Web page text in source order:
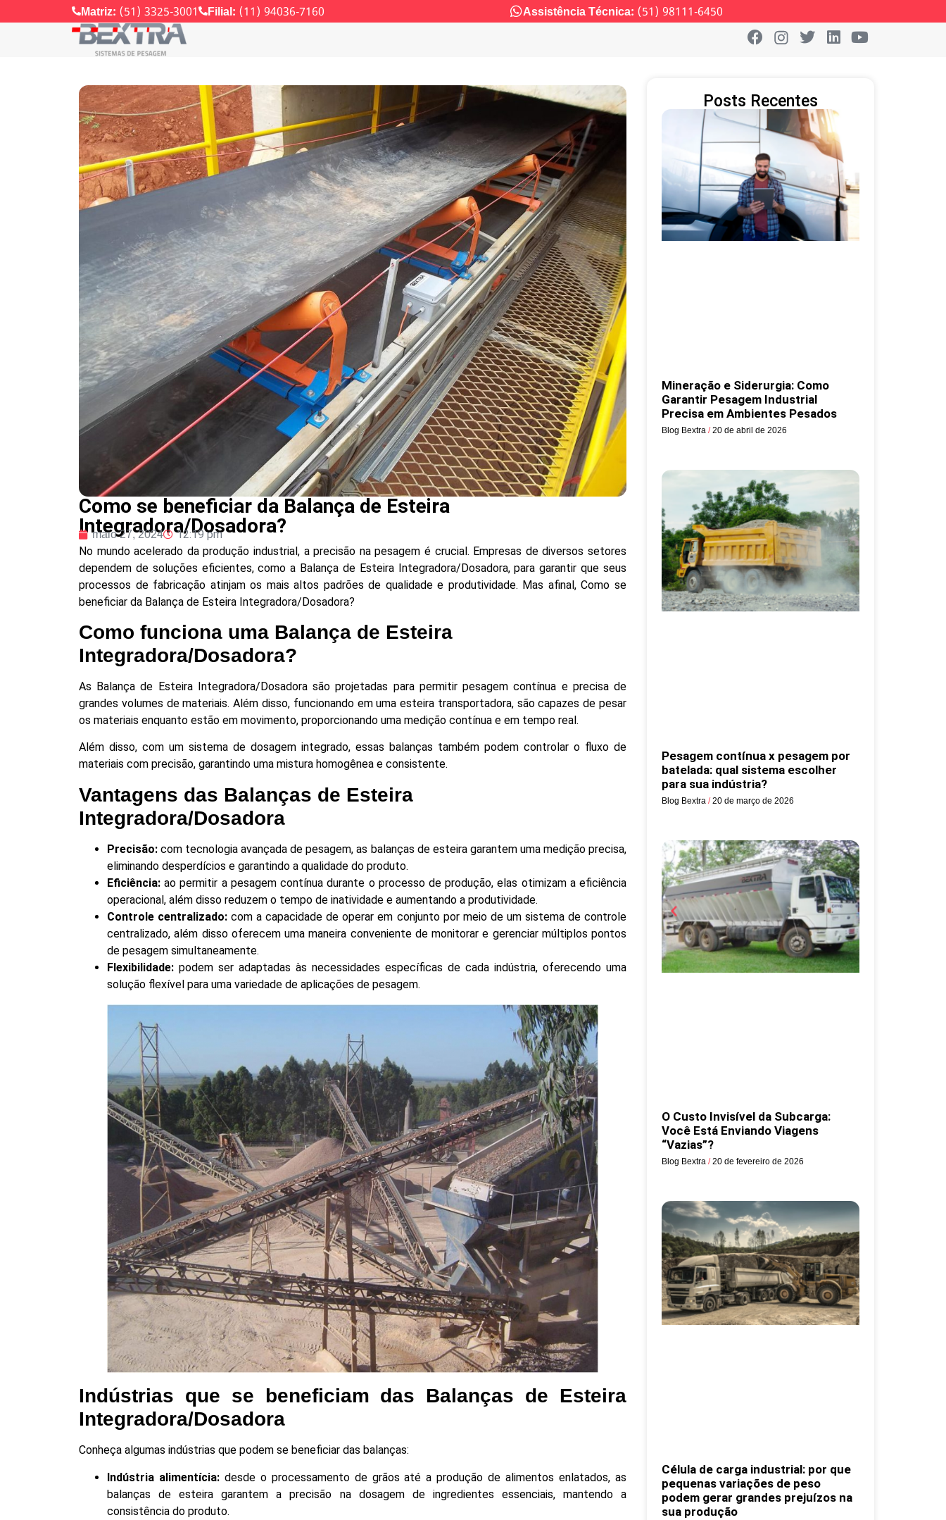
Matriz: (51) 3325-3001 Filial: (11) 94036-7160 Assistência Técnica: (51) 98111-6450
Como se beneficiar da Balança de Esteira
Integradora/Dosadora?
maio 27, 2024
12:19 pm
No mundo acelerado da produção industrial, a precisão na pesagem é crucial. Empresas de diversos setores
dependem de soluções eficientes, como a Balança de Esteira Integradora/Dosadora, para garantir que seus
processos de fabricação atinjam os mais altos padrões de qualidade e produtividade. Mas afinal, Como se
beneficiar da Balança de Esteira Integradora/Dosadora?
Como funciona uma Balança de Esteira
Integradora/Dosadora?
As Balança de Esteira Integradora/Dosadora são projetadas para permitir pesagem contínua e precisa de
grandes volumes de materiais. Além disso, funcionando em uma esteira transportadora, são capazes de pesar
os materiais enquanto estão em movimento, proporcionando uma medição contínua e em tempo real.
Além disso, com um sistema de dosagem integrado, essas balanças também podem controlar o fluxo de
materiais com precisão, garantindo uma mistura homogênea e consistente.
Vantagens das Balanças de Esteira
Integradora/Dosadora
Precisão: com tecnologia avançada de pesagem, as balanças de esteira garantem uma medição precisa,
eliminando desperdícios e garantindo a qualidade do produto.
Eficiência: ao permitir a pesagem contínua durante o processo de produção, elas otimizam a eficiência
operacional, além disso reduzem o tempo de inatividade e aumentando a produtividade.
Controle centralizado: com a capacidade de operar em conjunto por meio de um sistema de controle
centralizado, além disso oferecem uma maneira conveniente de monitorar e gerenciar múltiplos pontos
de pesagem simultaneamente.
Flexibilidade: podem ser adaptadas às necessidades específicas de cada indústria, oferecendo uma
solução flexível para uma variedade de aplicações de pesagem.
Indústrias que se beneficiam das Balanças de Esteira
Integradora/Dosadora
Conheça algumas indústrias que podem se beneficiar das balanças:
Indústria alimentícia:desde o processamento de grãos até a produção de alimentos enlatados, as
balanças de esteira garantem a precisão na dosagem de ingredientes essenciais, mantendo a
consistência do produto.
Posts Recentes
Mineração e Siderurgia: Como
Garantir Pesagem Industrial
Precisa em Ambientes Pesados
Blog Bextra 20 de abril de 2026
Pesagem contínua x pesagem por
batelada: qual sistema escolher
para sua indústria?
Blog Bextra 20 de março de 2026
O Custo Invisível da Subcarga:
Você Está Enviando Viagens
“Vazias”?
Blog Bextra 20 de fevereiro de 2026
Célula de carga industrial: por que
pequenas variações de peso
podem gerar grandes prejuízos na
sua produção